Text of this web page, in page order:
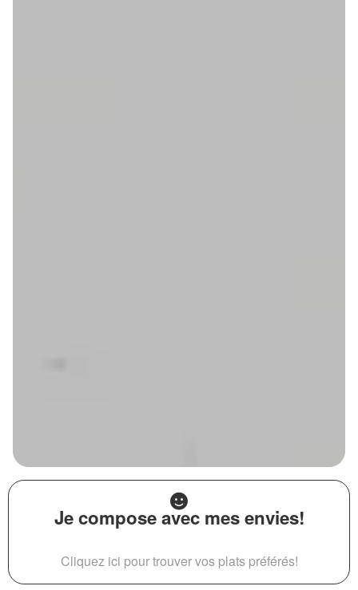
Je compose avec mes envies!
Cliquez ici pour trouver vos plats préférés!